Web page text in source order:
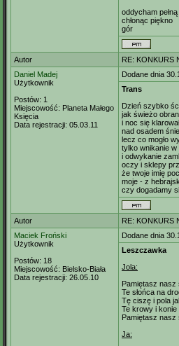
oddycham
chłonąc piękno
gór
Autor
RE: KONKURS
Daniel Madej
Użytkownik
Postów: 1
Miejscowość: Planeta Małego
Księcia
Data rejestracji: 05.03.11
Dodane dnia
Trans
Dzień szybko
jak świeżo
i noc się
nad osadem
lecz co mogło
tylko wnikanie w
i odwykanie
oczy i sklepy
że twoje imię
moje - z
czy dogadamy
Autor
RE: KONKURS
Maciek Froński
Użytkownik
Postów: 18
Miejscowość: Bielsko-Biała
Data rejestracji: 26.05.10
Dodane dnia
Leszczawka
Jola:
Pamiętasz
Te słońca na
Tę ciszę i pola
Te krowy i konie
Pamiętasz
Ja: